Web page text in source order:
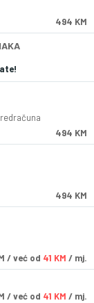
494 KM
494 KM
494 KM
/ već od 41 KM / mj.
/ već od 41 KM / mj.